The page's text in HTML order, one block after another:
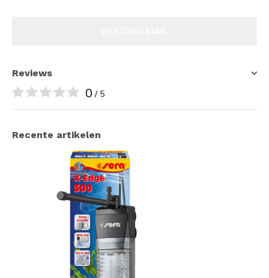
Reviews
0 / 5
Recente artikelen